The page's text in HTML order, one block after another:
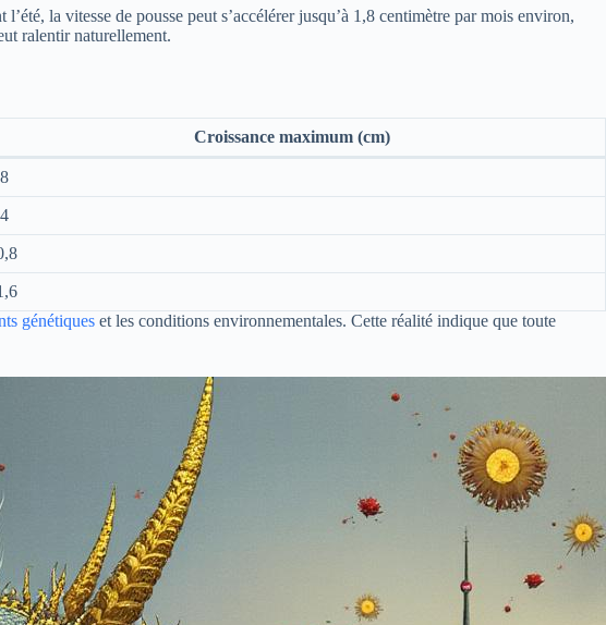
la vitesse de pousse peut s’accélérer jusqu’à 1,8 centimètre par mois environ,
ralentir naturellement.
Croissance maximum (cm)
génétiques et les conditions environnementales. Cette réalité indique que toute